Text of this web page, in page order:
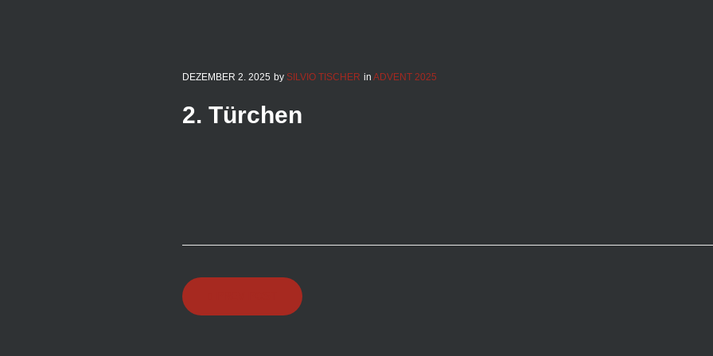
DEZEMBER 2. 2025 by SILVIO TISCHER in ADVENT 2025
2. Türchen
Beitragsnavigation